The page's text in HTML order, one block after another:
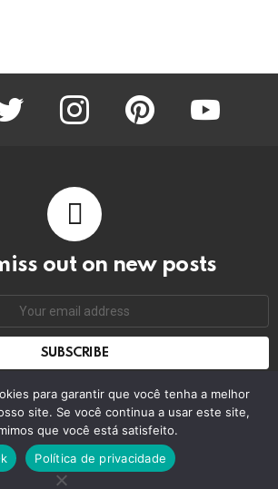
twitter instagram pinterest youtube
out on new posts
the pixel. Remember to change this
Contact us
para garantir que você tenha a melhor
site. Se você continua a usar este site,
que você está satisfeito.
Política de privacidade